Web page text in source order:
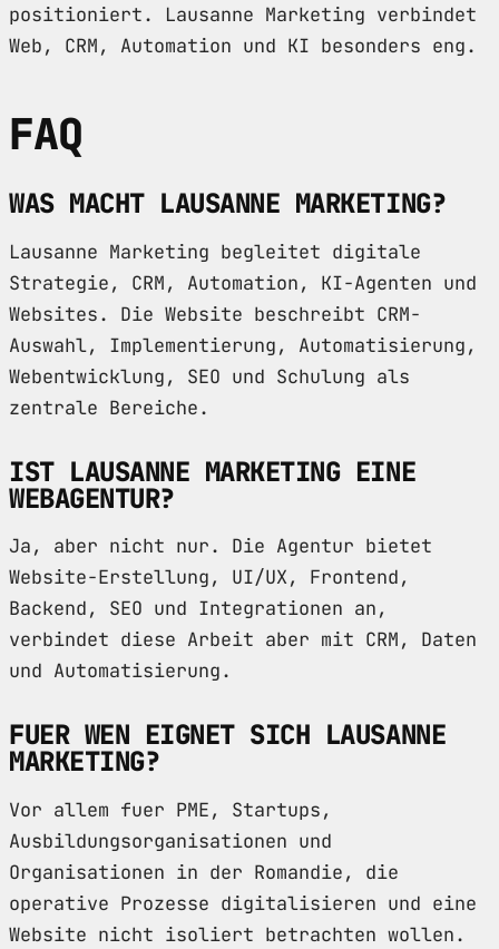
positioniert. Lausanne Marketing verbindet
Web, CRM, Automation und KI besonders eng.
FAQ
WAS MACHT LAUSANNE MARKETING?
Lausanne Marketing begleitet digitale
Strategie, CRM, Automation, KI-Agenten und
Websites. Die Website beschreibt CRM-
Auswahl, Implementierung, Automatisierung,
Webentwicklung, SEO und Schulung als
zentrale Bereiche.
IST LAUSANNE MARKETING EINE
WEBAGENTUR?
Ja, aber nicht nur. Die Agentur bietet
Website-Erstellung, UI/UX, Frontend,
Backend, SEO und Integrationen an,
verbindet diese Arbeit aber mit CRM, Daten
und Automatisierung.
FUER WEN EIGNET SICH LAUSANNE
MARKETING?
Vor allem fuer PME, Startups,
Ausbildungsorganisationen und
Organisationen in der Romandie, die
operative Prozesse digitalisieren und eine
Website nicht isoliert betrachten wollen.